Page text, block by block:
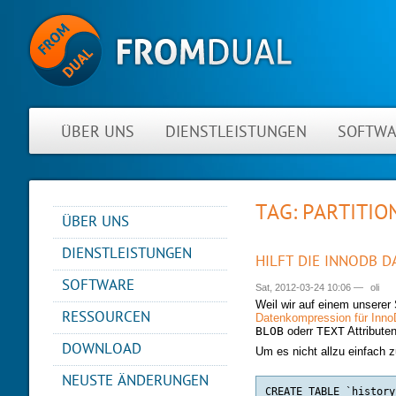
ÜBER UNS DIENSTLEISTUNGEN
TAG:
HILFT DIE INNODB
Sat, 2012-03-24 10:06 — oli
Weil wir auf einem
Datenkompression für
BLOB oderr TEXT
Um es nicht allzu einfach
CREATE TABLE
ÜBER UNS
NEUIGKEITEN
ÜBER FROMDUAL
KONTAKT
PARTNER
REFERENZEN
PRESSE
DIENSTLEISTUNGEN
BERATUNG
SUPPORT
MYSQL
DB ENTWICKLUNG
REMOTE-DBA
SOFTWARE
PERFORMANCE MONITOR
OPS CENTER
BACKUP UND RECOVERY
MANAGER
RESSOURCEN
BLOG
PRESENTATIONS
SQL FORMATTER
DOWNLOAD
NEUSTE ÄNDERUNGEN